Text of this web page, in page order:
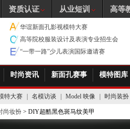
华谊新面孔影视模特大赛
高等院校服装设计及表演专业招生会
“一带一路”少儿表演国际邀请赛
时尚资讯 新面孔赛事 模特图库
特大赛 名模访谈 Model 映像 时尚装扮
尚妆扮 > DIY超酷黑色斑马纹美甲
资质认证 从业短训 高等